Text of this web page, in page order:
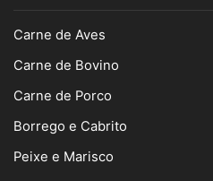
Carne de Aves
Carne de Bovino
Carne de Porco
Borrego e Cabrito
Peixe e Marisco